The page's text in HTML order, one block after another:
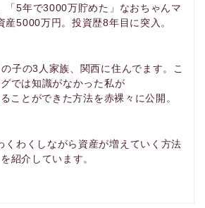
「5年で3000万貯めた」なおちゃんマ
産5000万円。投資歴8年目に突入。
子の3人家族、関西に住んでます。こ
では知識がなかった私が
ことができた方法を赤裸々に公開。
くわくしながら資産が増えていく方法
を紹介しています。